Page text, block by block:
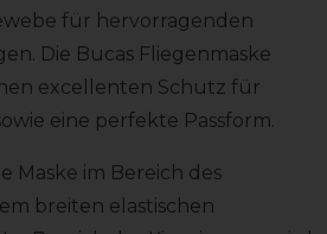
für hervorragenden
Die Bucas Fliegenmaske
excellenten Schutz für
eine perfekte Passform.
Maske im Bereich des
breiten elastischen